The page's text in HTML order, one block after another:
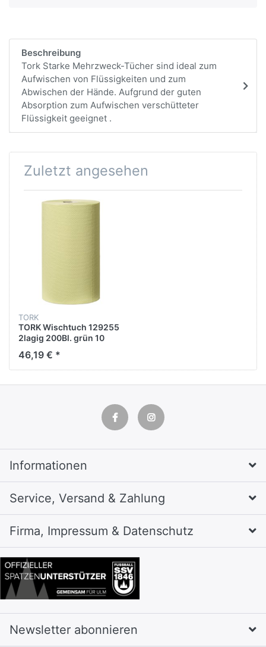
Beschreibung
Tork Starke Mehrzweck-Tücher sind ideal zum
Aufwischen von Flüssigkeiten und zum
Abwischen der Hände. Aufgrund der guten
Absorption zum Aufwischen verschütteter
Flüssigkeit geeignet .
Zuletzt angesehen
TORK
TORK Wischtuch 129255
2lagig 200Bl. grün 10
Rl./Pack.
46,19 € *
Informationen
Service, Versand & Zahlung
Firma, Impressum & Datenschutz
Newsletter abonnieren